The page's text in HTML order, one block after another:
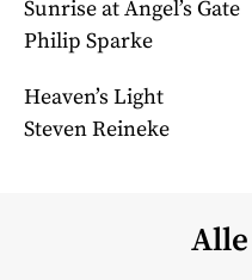
Sunrise at Angel’s Gate
Philip Sparke
Heaven’s Light
Steven Reineke